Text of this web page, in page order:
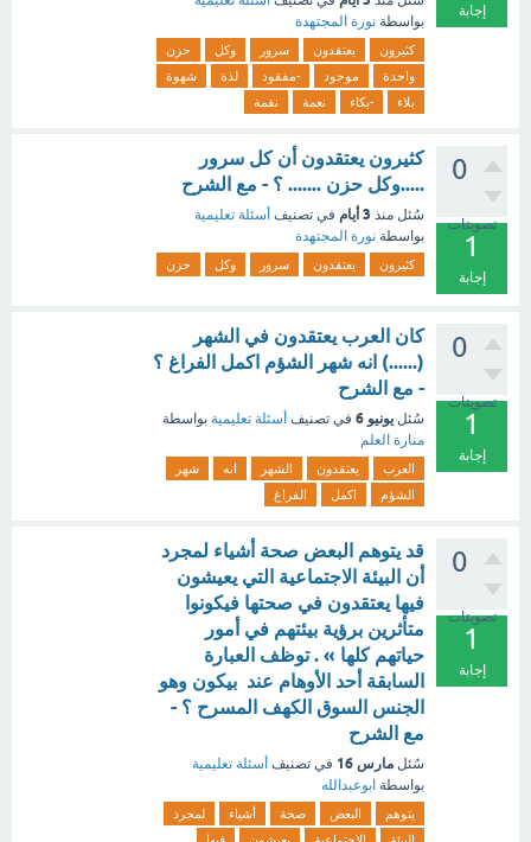
إجابة
بواسطة نورة المجتهدة
كثيرون يعتقدون سرور وكل
حزن
واحدة
موجود -مفقود لذة
شهوة
بلاء
-بكاء نعمة نقمة
0
تصويتات
1
إجابة
كثيرون يعتقدون أن كل سرور
.....وكل حزن ....... ؟ - مع الشرح
سُئل منذ 3 أيام في تصنيف أسئلة تعليمية
بواسطة نورة المجتهدة
كثيرون يعتقدون سرور وكل حزن
0
تصويتات
1
إجابة
كان العرب يعتقدون في الشهر
(......) انه شهر الشؤم اكمل الفراغ ؟
- مع الشرح
سُئل يونيو 6 في تصنيف أسئلة تعليمية بواسطة
منارة العلم
العرب يعتقدون الشهر انه
شهر
الشؤم
اكمل الفراغ
0
تصويتات
1
إجابة
قد يتوهم البعض صحة أشياء لمجرد
أن البيئة الاجتماعية التي يعيشون
فيها يعتقدون في صحتها فيكونوا
متأثرين برؤية بيئتهم في أمور
حياتهم كلها » . توظف العبارة
السابقة أحد الأوهام عند بيكون وهو
الجنس السوق الكهف المسرح ؟ -
مع الشرح
سُئل مارس 16 في تصنيف أسئلة تعليمية
بواسطة ابوعبدالله
يتوهم البعض صحة أشياء
لمجرد